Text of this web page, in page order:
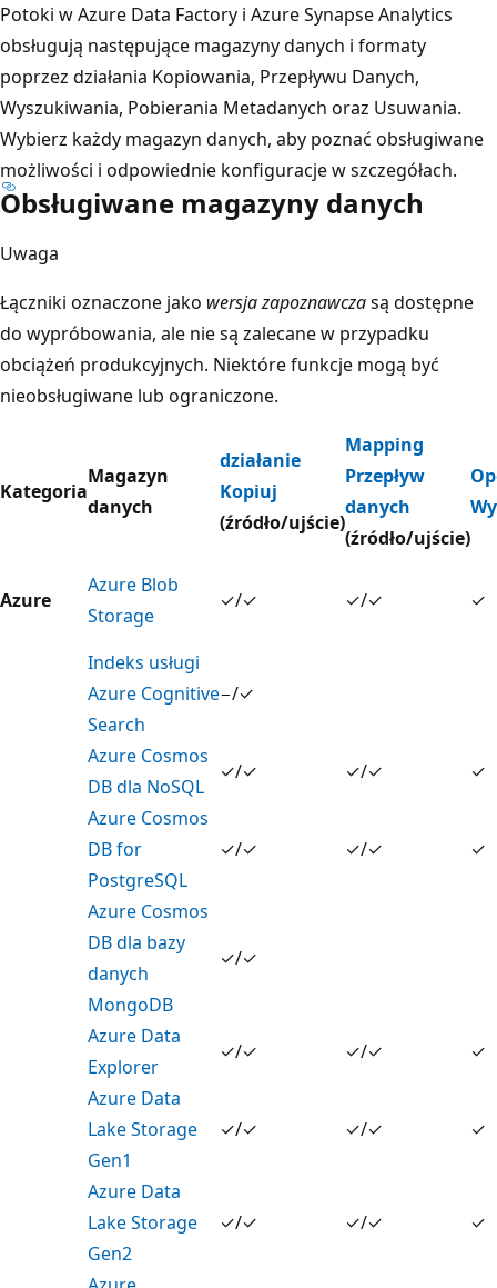
Potoki w Azure Data Factory i Azure Synapse Analytics
obsługują następujące magazyny danych i formaty
poprzez działania Kopiowania, Przepływu Danych,
Wyszukiwania, Pobierania Metadanych oraz Usuwania.
Wybierz każdy magazyn danych, aby poznać obsługiwane
możliwości i odpowiednie konfiguracje w szczegółach.
Obsługiwane magazyny danych
Uwaga
Łączniki oznaczone jako wersja zapoznawczasą dostępne
do wypróbowania, ale nie są zalecane w przypadku
obciążeń produkcyjnych. Niektóre funkcje mogą być
nieobsługiwane lub ograniczone.
Kategoria
Magazyn
danych
działanie
Kopiuj
(źródło/ujście)
Mapping
Przepływ
danych
(źródło/ujście)
Azure
Azure Blob
Storage
✓/✓ ✓/✓ ✓
Indeks usługi
Azure Cognitive
Search
−/✓
Azure Cosmos
DB dla NoSQL
✓/✓ ✓/✓
✓
Azure Cosmos
DB for
PostgreSQL
✓/✓ ✓/✓ ✓
Azure Cosmos
DB dla bazy
danych
MongoDB
✓/✓
Azure Data
Explorer
✓/✓ ✓/✓
✓
Azure Data
Lake Storage
Gen1
✓/✓ ✓/✓ ✓
Azure Data
Lake Storage
Gen2
✓/✓ ✓/✓ ✓